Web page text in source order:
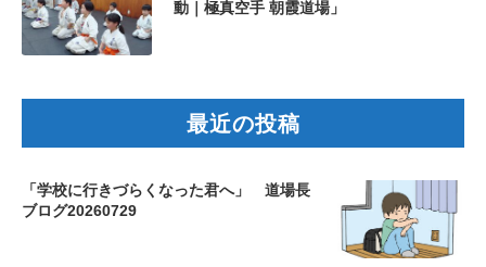
動｜極真空手 朝霞道場」
最近の投稿
「学校に行きづらくなった君へ」 道場長
ブログ20260729